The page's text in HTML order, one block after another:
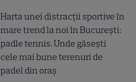
Harta unei distracții sportive în
mare trend la noi în București:
padle tennis. Unde găsești
cele mai bune terenuri de
padel din oraș